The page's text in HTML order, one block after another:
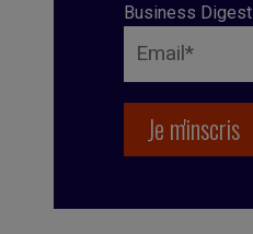
Business Digest